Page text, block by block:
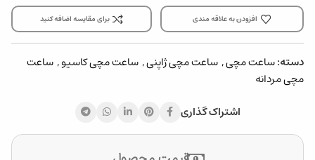
افزودن به علاقه مندی برای مقایسه اضافه کنید
دسته:ساعت مچی, ساعت مچی ژاپنی, ساعت مچی کاسیو, ساعت
مچی مردانه
اشتراک گذاری